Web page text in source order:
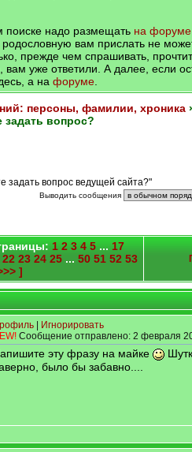
поиске надо размещать на форуме
вам прислать не
прежде чем спрашивать,
уже ответили. А далее, если
а на форуме
персоны, фамилии, хроника
вопрос?
задать вопрос ведущей сайта?"
Выводить сообщения
1 2 3 4 5 ... 17
22 23 24 25 ... 50 51 52 53
]
Игнорировать
Сообщение отправлено: 2 февраля
эту фразу на майке
было бы забавно....